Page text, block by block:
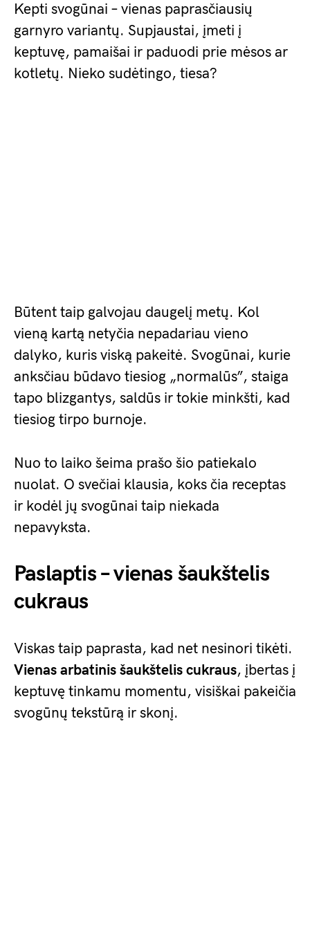
Kepti svogūnai – vienas paprasčiausių
garnyro variantų. Supjaustai, įmeti į
keptuvę, pamaišai ir paduodi prie mėsos ar
kotletų. Nieko sudėtingo, tiesa?
Būtent taip galvojau daugelį metų. Kol
vieną kartą netyčia nepadariau vieno
dalyko, kuris viską pakeitė. Svogūnai, kurie
anksčiau būdavo tiesiog „normalūs”, staiga
tapo blizgantys, saldūs ir tokie minkšti, kad
tiesiog tirpo burnoje.
Nuo to laiko šeima prašo šio patiekalo
nuolat. O svečiai klausia, koks čia receptas
ir kodėl jų svogūnai taip niekada
nepavyksta.
Paslaptis – vienas šaukštelis
cukraus
Viskas taip paprasta, kad net nesinori tikėti.
Vienas arbatinis šaukštelis cukraus, įbertas į
keptuvę tinkamu momentu, visiškai pakeičia
svogūnų tekstūrą ir skonį.